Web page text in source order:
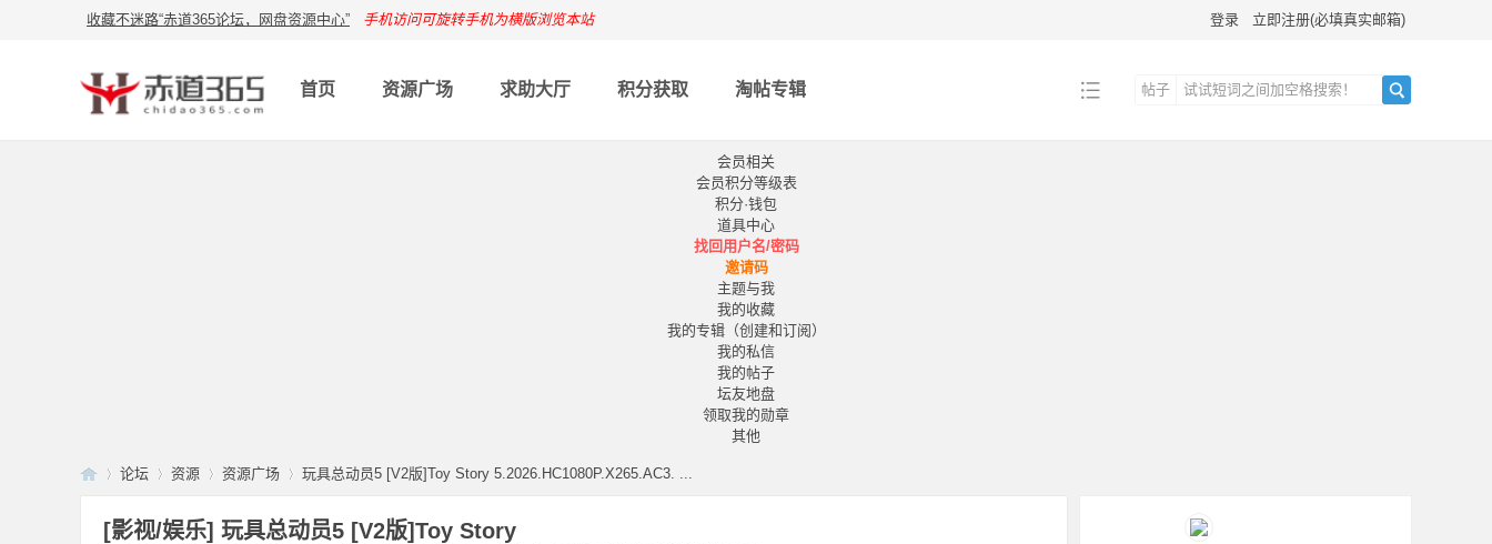
收藏不迷路“赤道365论坛，网盘资源中心” 手机访问可旋转手机为横版浏览本站 登录 立即注册(必填真实邮箱)
首页 资源广场 求助大厅 积分获取 淘帖专辑
帖子
会员相关
会员积分等级表
积分·钱包
道具中心
找回用户名/密码
邀请码
主题与我
我的收藏
我的专辑（创建和订阅）
我的私信
我的帖子
坛友地盘
领取我的勋章
其他
论坛 资源 资源广场 玩具总动员5 [V2版]Toy Story 5.2026.HC1080P.X265.AC3. ...
[影视/娱乐] 玩具总动员5 [V2版]Toy Story